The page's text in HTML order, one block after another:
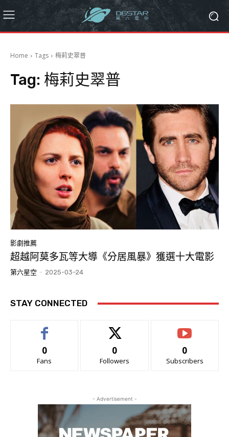
Home Tags 梅莉史翠普
Tag: 梅莉史翠普
影劇推薦
超越阿莫多瓦等大導《分居風暴》獲選十大電影
第六星空 - 2025-03-24
STAY CONNECTED
0
Fans
0
Followers
0
Subscribers
- Advertisement -